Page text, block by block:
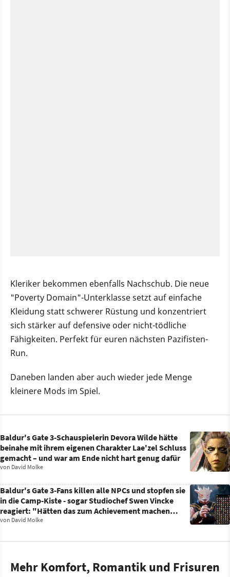
Kleriker bekommen ebenfalls Nachschub. Die neue
"Poverty Domain"-Unterklasse setzt auf einfache
Kleidung statt schwerer Rüstung und konzentriert
sich stärker auf defensive oder nicht-tödliche
Fähigkeiten. Perfekt für euren nächsten Pazifisten-
Run.
Daneben landen aber auch wieder jede Menge
kleinere Mods im Spiel.
Baldur's Gate 3-Schauspielerin Devora Wilde hätte
beinahe mit ihrem eigenen Charakter Lae'zel Schluss
gemacht – und war am Ende nicht hart genug dafür
von David Molke
Baldur's Gate 3-Fans killen alle NPCs und stopfen sie
in die Camp-Kiste - sogar Studiochef Swen Vincke
reagiert: "Hätten das zum Achievement machen
sollen"
von David Molke
Mehr Komfort, Romantik und Frisuren